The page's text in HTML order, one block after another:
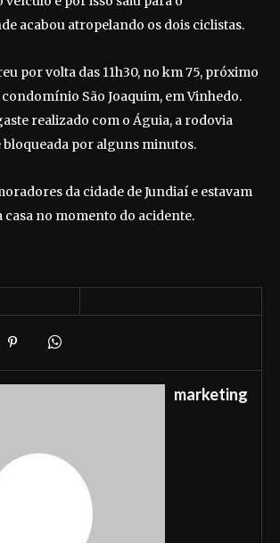
acabou atropelando os dois ciclistas.
por volta das 11h30, no km 75, próximo
São Joaquim, em Vinhedo.
realizado com o Águia, a rodovia
por alguns minutos.
da cidade de Jundiaí e estavam
no momento do acidente.
marketing